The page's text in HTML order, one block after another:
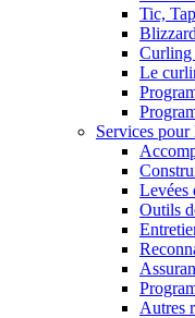
Tic,
Blizzard
Curling
Le
Services pour
Levées
Outils
Autres